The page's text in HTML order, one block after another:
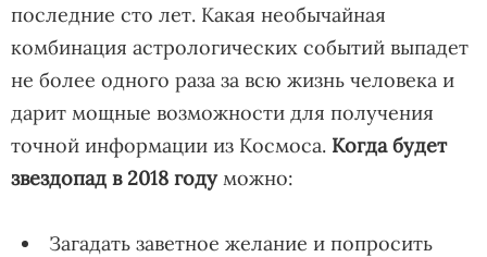
последние сто лет. Какая необычайная
комбинация астрологических событий выпадет
не более одного раза за всю жизнь человека и
дарит мощные возможности для получения
точной информации из Космоса. Когда будет
звездопад в 2018 годуможно:
Загадать заветное желание и попросить